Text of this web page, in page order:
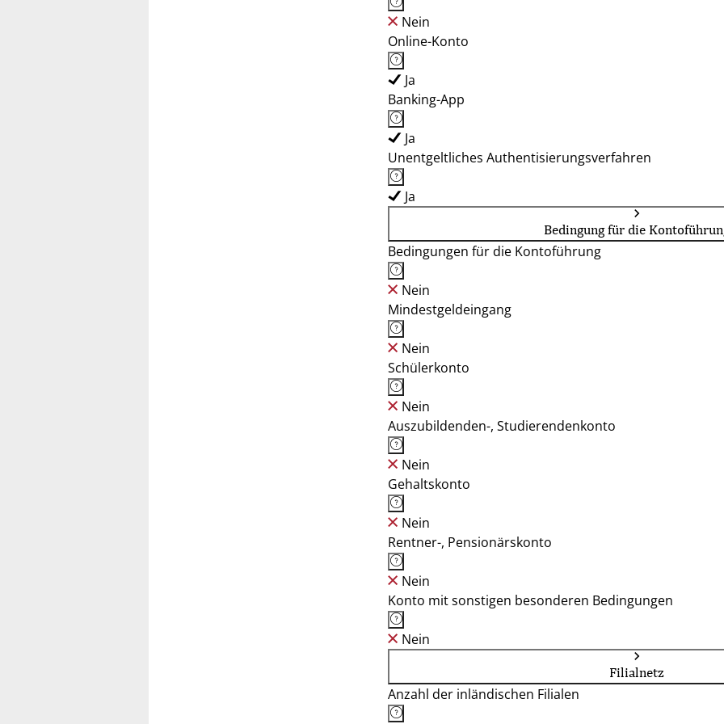
Nein
Online-Konto
Ja
Banking-App
Ja
Unentgeltliches Authentisierungsverfahren
Ja
Bedingung für die
Bedingungen für die Kontoführung
Nein
Mindestgeldeingang
Nein
Schülerkonto
Nein
Auszubildenden-, Studierendenkonto
Nein
Gehaltskonto
Nein
Rentner-, Pensionärskonto
Nein
Konto mit sonstigen besonderen Bedingungen
Nein
Filialnetz
Anzahl der inländischen Filialen